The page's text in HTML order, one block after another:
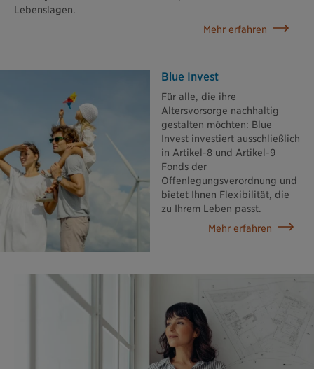
Lebenslagen.
Mehr erfahren
Blue Invest
Für alle, die ihre
Altersvorsorge nachhaltig
gestalten möchten: Blue
Invest investiert ausschließlich
in Artikel-8 und Artikel-9
Fonds der
Offenlegungsverordnung und
bietet Ihnen Flexibilität, die
zu Ihrem Leben passt.
Mehr erfahren